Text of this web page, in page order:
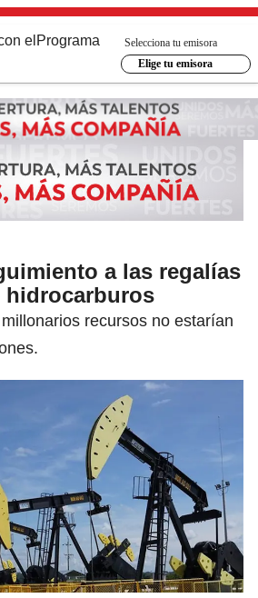
el Programa
Selecciona tu emisora
Elige tu emisora
a las regalías
hidrocarburos
recursos no estarían